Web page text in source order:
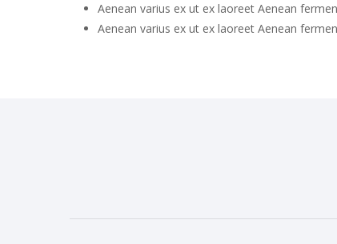
Aenean varius ex ut ex laoreet Aenean
Aenean varius ex ut ex laoreet Aenean